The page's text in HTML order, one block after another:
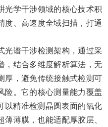
光学干涉领域的核心技术积
度、高速度全域扫描，打通
光谱干涉检测架构，通过采
，结合多维度解析算法，无
厚，避免传统接触式检测可
险。它的核心测量能力覆盖
以精准检测晶圆表面的氧化
薄膜，也能适配厚胶层、